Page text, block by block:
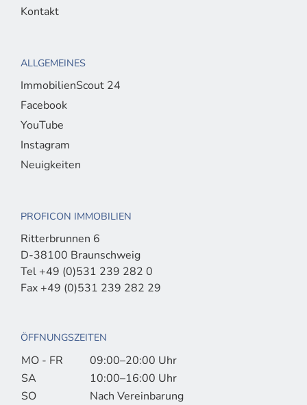
Kontakt
ALLGEMEINES
ImmobilienScout 24
Facebook
YouTube
Instagram
Neuigkeiten
PROFICON IMMOBILIEN
Ritterbrunnen 6
D-38100 Braunschweig
Tel +49 (0)531 239 282 0
Fax +49 (0)531 239 282 29
ÖFFNUNGSZEITEN
MO - FR
09:00–20:00 Uhr
SA
10:00–16:00 Uhr
SO
Nach Vereinbarung